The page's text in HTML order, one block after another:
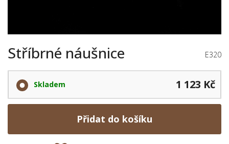
Stříbrné náušnice E320
Skladem 1 123 Kč
Přidat do košíku